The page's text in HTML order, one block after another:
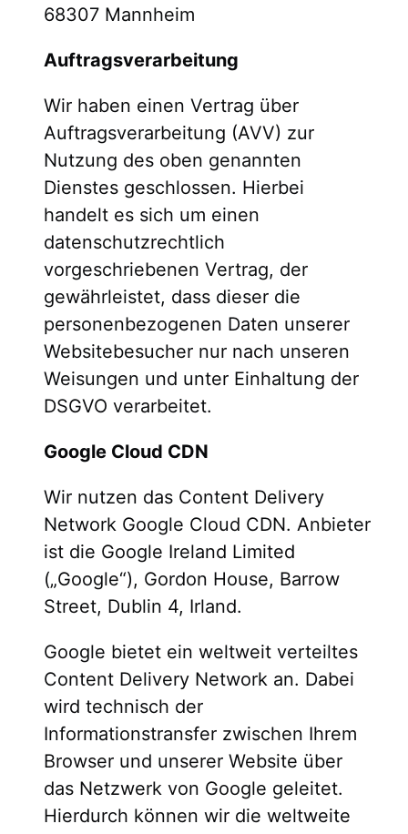
68307 Mannheim
Auftragsverarbeitung
Wir haben einen Vertrag über
Auftragsverarbeitung (AVV) zur
Nutzung des oben genannten
Dienstes geschlossen. Hierbei
handelt es sich um einen
datenschutzrechtlich
vorgeschriebenen Vertrag, der
gewährleistet, dass dieser die
personenbezogenen Daten unserer
Websitebesucher nur nach unseren
Weisungen und unter Einhaltung der
DSGVO verarbeitet.
Google Cloud CDN
Wir nutzen das Content Delivery
Network Google Cloud CDN. Anbieter
ist die Google Ireland Limited
(„Google“), Gordon House, Barrow
Street, Dublin 4, Irland.
Google bietet ein weltweit verteiltes
Content Delivery Network an. Dabei
wird technisch der
Informationstransfer zwischen Ihrem
Browser und unserer Website über
das Netzwerk von Google geleitet.
Hierdurch können wir die weltweite